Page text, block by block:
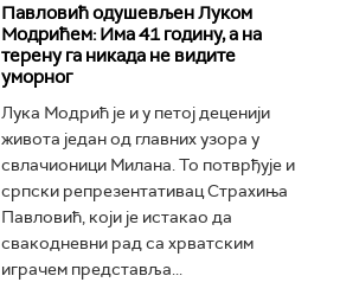
Павловић одушевљен Луком
Модрићем: Има 41 годину, а на
терену га никада не видите
уморног
Лука Модрић је и у петој деценији
живота један од главних узора у
свлачионици Милана. То потврђује и
српски репрезентативац Страхиња
Павловић, који је истакао да
свакодневни рад са хрватским
играчем представља...